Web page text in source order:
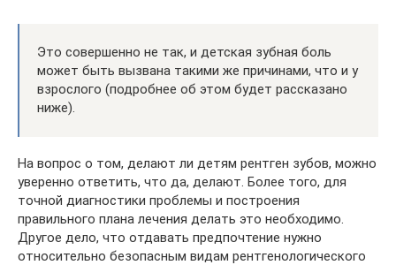
Это совершенно не так, и детская зубная боль
может быть вызвана такими же причинами, что и у
взрослого (подробнее об этом будет рассказано
ниже).
На вопрос о том, делают ли детям рентген зубов, можно
уверенно ответить, что да, делают. Более того, для
точной диагностики проблемы и построения
правильного плана лечения делать это необходимо.
Другое дело, что отдавать предпочтение нужно
относительно безопасным видам рентгенологического